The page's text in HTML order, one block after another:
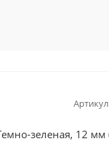
зеленая, 12 мм